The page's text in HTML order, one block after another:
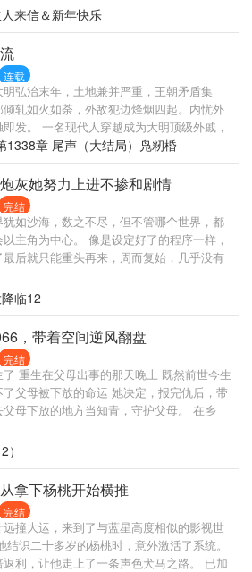
里迢迢赶来上京，就是想凭着姿色嫁贵
慕富贵、她阿谀奉承、她拜高踩低、她唯利
果用尽一切手段，却还是没能得到心上人的
灰意冷的陈宝香正打算回乡下去，谁料脑海
了一个男人的声音： “照我说的去做，保你
” · 世家富贵男主魂移贪财女主身体里、与
体，替她开挂攀高枝的故事。
来信＆新年快乐
连载
弘治末年，土地兼并严重，王朝矛盾集
轧如火如荼，外敌犯边烽烟四起。内忧外
发。 一名现代人穿越成为大明顶级外戚，
安稳稳的享受荣华富贵的生活，谁知等待
是被未来的嘉靖皇帝‘斩于西市’。 不甘引颈
，奋起抗争才是正途。且看他如何辗转腾
。成就一番辉煌大业，留下一段大明风
1338章 尾声（大结局）凫籾棔
灰她努力上进不掺和剧情
完结
如沙海，数之不尽，但不管哪个世界，都
主角为中心。 像是设定好了的程序一样，
后就只能重头再来，周而复始，几乎没有
。 维发局，全名维持世界稳定发展任务
因此而诞生，其中的任务者们穿梭于不同的
打破命运的束缚。 叶苏宜，就是一个从小
，在未曾得知走在世界剧情之时，就自主
命运的任务者。
临12
，带着空间逆风翻盘
完结
重生在父母出事的那天晚上 既然前世今生
父母被下放的命运 她决定，报完仇后，带
母下放的地方当知青，守护父母。 在乡
拿下杨桃开始横推
完结
远撞大运，来到了与蓝星高度相似的影视世
结识二十多岁的杨桃时，意外激活了系统。
返利，让他走上了一条声色犬马之路。 已加